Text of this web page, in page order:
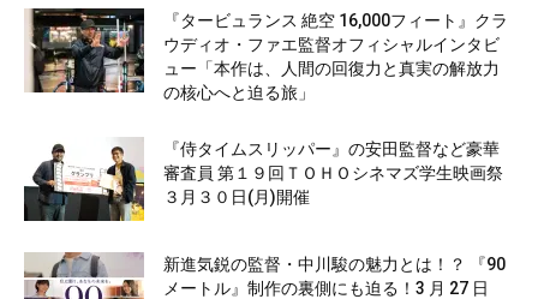
『タービュランス 絶空 16,000フィート』クラ
ウディオ・ファエ監督オフィシャルインタビ
ュー「本作は、人間の回復力と真実の解放力
の核心へと迫る旅」
『侍タイムスリッパー』の安田監督など豪華
審査員 第１９回ＴＯＨＯシネマズ学生映画祭
３月３０日(月)開催
新進気鋭の監督・中川駿の魅力とは！？ 『90
メートル』制作の裏側にも迫る！3 月 27 日